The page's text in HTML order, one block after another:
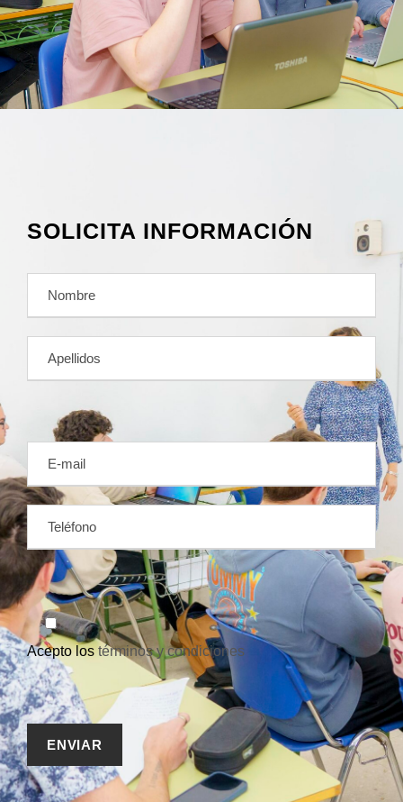
SOLICITA INFORMACIÓN
Acepto lostérminos y condiciones